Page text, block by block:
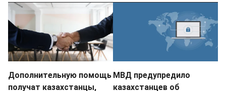
Дополнительную помощь
получат казахстанцы,
МВД предупредило
казахстанцев об